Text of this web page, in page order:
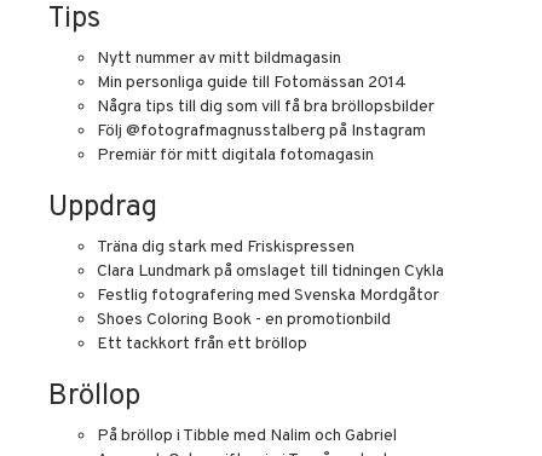
Tips
Nytt nummer av mitt bildmagasin
Min personliga guide till Fotomässan 2014
Några tips till dig som vill få bra bröllopsbilder
Följ @fotografmagnusstalberg på Instagram
Premiär för mitt digitala fotomagasin
Uppdrag
Träna dig stark med Friskispressen
Clara Lundmark på omslaget till tidningen Cykla
Festlig fotografering med Svenska Mordgåtor
Shoes Coloring Book - en promotionbild
Ett tackkort från ett bröllop
Bröllop
På bröllop i Tibble med Nalim och Gabriel